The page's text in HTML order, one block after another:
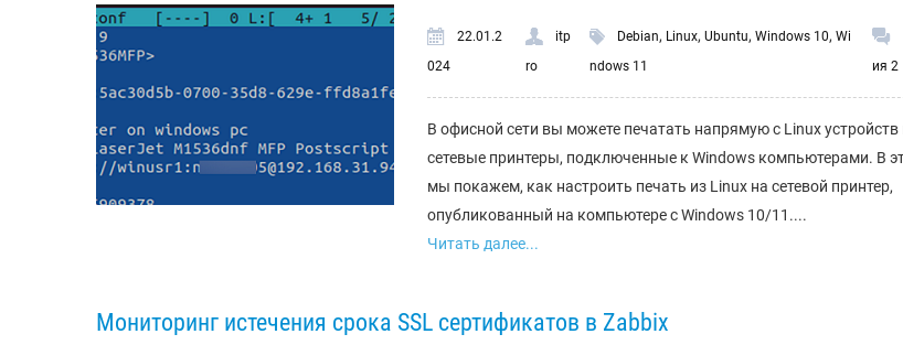
22.01.2
024
itp
ro
Debian, Linux,Ubuntu,Windows 10,Wi
ndows 11
ия 2
В офисной сети вы можете печатать напрямую с Linux
сетевые принтеры, подключенные к Windows компьютерами. В
мы покажем, как настроить печать из Linux на сетевой принтер,
опубликованный на компьютере с Windows 10/11....
Читать далее...
Мониторинг истечения срока SSL сертификатов в Zabbix